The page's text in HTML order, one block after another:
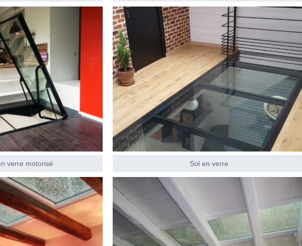
verre motorisé Sol en verre